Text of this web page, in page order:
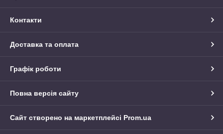
Контакти
Доставка та оплата
Графік роботи
Повна версія сайту
Сайт створено на маркетплейсі Prom.ua